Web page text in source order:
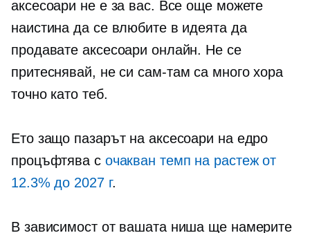
аксесоари не е за вас. Все още можете
наистина да се влюбите в идеята да
продавате аксесоари онлайн. Не се
притеснявай, не сисам-там са много хора
точно като теб.
Ето защо пазарът на аксесоари на едро
процъфтява с очакван темп на растеж от
12.3% до 2027 г.
В зависимост от вашата ниша ще намерите